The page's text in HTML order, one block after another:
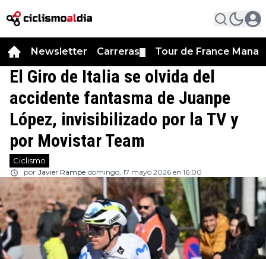
Newsletter Carreras Tour de France
El Giro de Italia se olvida del
accidente fantasma de Juanpe
López, invisibilizado por la TV y
por Movistar Team
Ciclismo
por Javier Rampe domingo, 17 mayo 2026 en 16:00